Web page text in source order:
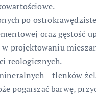
po
oraz gęstość
projektowaniu
reologicznych.
– tlenków
pogarszać barwę,